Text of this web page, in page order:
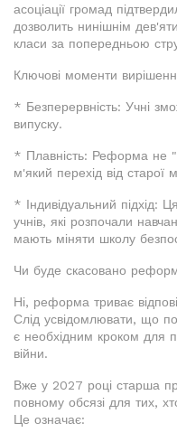
асоціації громад
дозволить нинішнім
класи за попередньою
Ключові моменти
* Безперервність: Учні
випуску.
* Плавність: Реформа не
м'який перехід від старої
* Індивідуальний підхід:
учнів, які розпочали
мають міняти школу
Чи буде скасовано
Ні, реформа триває
Слід усвідомлювати, що
є необхідним кроком для
війни.
Вже у 2027 році старша
повному обсязі для тих,
Це означає: